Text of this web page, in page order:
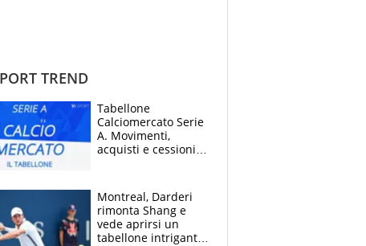
TREND
Tabellone
Calciomercato Serie
A. Movimenti,
acquisti e cessioni:
Montreal, Darderi
rimonta Shang e
vede aprirsi un
tabellone intrigante: